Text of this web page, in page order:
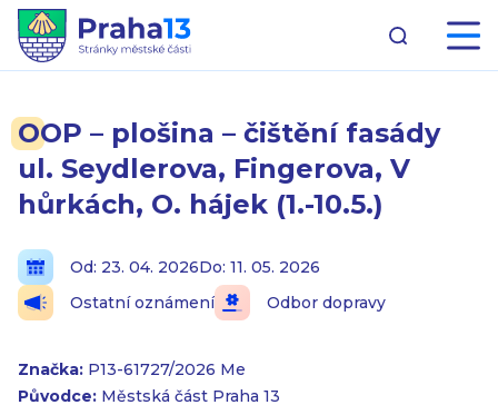
OOP – plošina – čištění fasády
ul. Seydlerova, Fingerova, V
hůrkách, O. hájek (1.-10.5.)
Od: 23. 04. 2026Do: 11. 05. 2026
Ostatní oznámení
Odbor dopravy
Značka: P13-61727/2026 Me
Původce: Městská část Praha 13